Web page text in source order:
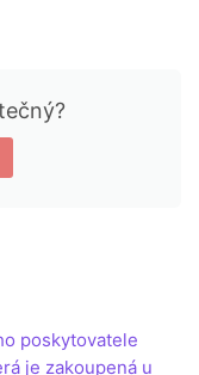
poskytovatele
je zakoupená u